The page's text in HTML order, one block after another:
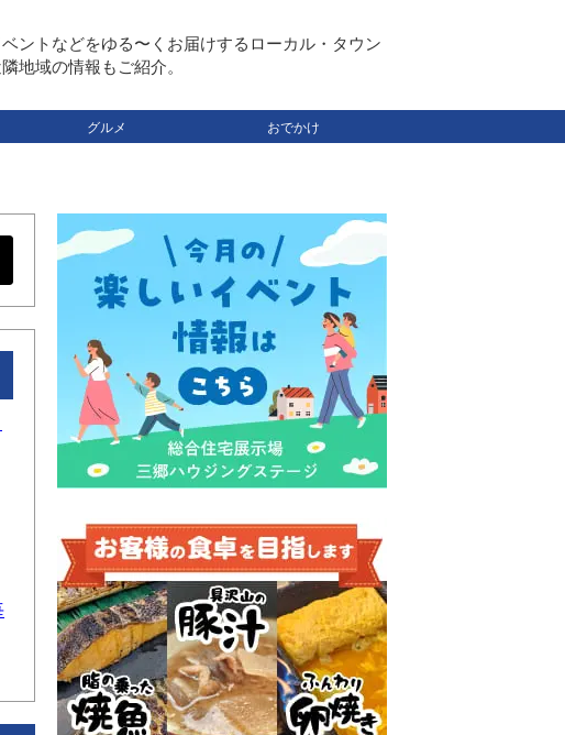
ントなどをゆる〜くお届けするローカル・タウン
地域の情報もご紹介。
グルメ おでかけ